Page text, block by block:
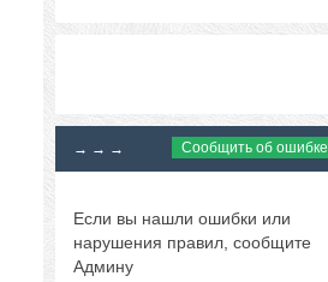
→ → → Сообщить об ошибке
Если вы нашли ошибки или
нарушения правил, сообщите
Админу